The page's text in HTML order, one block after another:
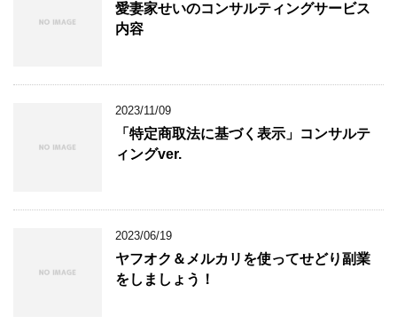
愛妻家せいのコンサルティングサービス
内容
2023/11/09
「特定商取法に基づく表示」コンサルテ
ィングver.
2023/06/19
ヤフオク＆メルカリを使ってせどり副業
をしましょう！